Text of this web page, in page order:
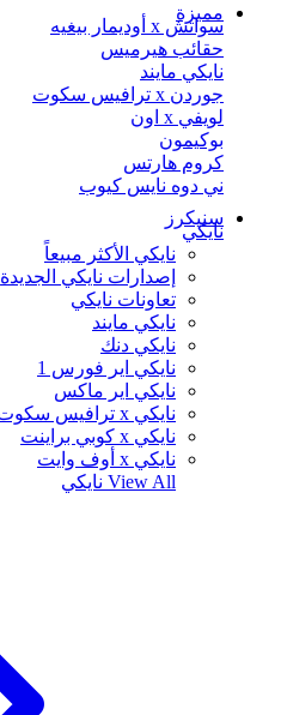
مميزة
سواتش x أوديمار بيغيه
حقائب هيرميس
نايكي مايند
جوردن x ترافيس سكوت
لويفي x اون
بوكيمون
كروم هارتس
ني دوه نايس كيوب
سنيكرز
نايكي
نايكي الأكثر مبيعاً
إصدارات نايكي الجديدة
تعاونات نايكي
نايكي مايند
نايكي دنك
نايكي اير فورس 1
نايكي اير ماكس
نايكي x ترافيس سكوت
نايكي x كوبي براينت
نايكي x أوف وايت
View All نايكي